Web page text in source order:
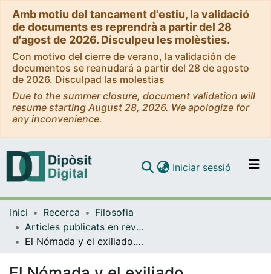
Amb motiu del tancament d'estiu, la validació
de documents es reprendrà a partir del 28
d'agost de 2026. Disculpeu les molèsties.
Con motivo del cierre de verano, la validación de
documentos se reanudará a partir del 28 de agosto
de 2026. Disculpad las molestias
Due to the summer closure, document validation will
resume starting August 28, 2026. We apologize for
any inconvenience.
Navega per tot el DD
Iniciar sessió (current)
Inici Recerca
Filosofia
Articles publicats en revistes (Filosofia)
El Nómada y el exiliado. Consideraciones sobre la pintura, a partir de Zambrano y Deleuze